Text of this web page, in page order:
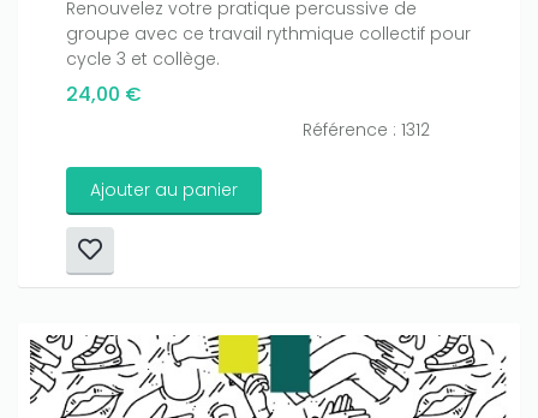
Renouvelez votre pratique percussive de
groupe avec ce travail rythmique collectif pour
cycle 3 et collège.
24,00 €
Référence : 1312
Ajouter au panier